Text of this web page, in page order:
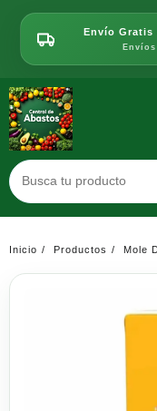
contenido
Envío Gratis
Inicio Productos Mole